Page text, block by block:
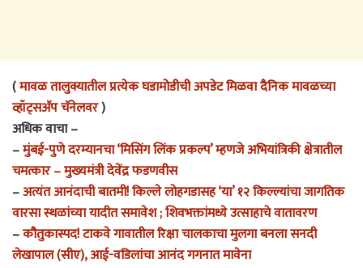
(मावळ तालुक्यातील प्रत्येक घडामोडीची अपडेट मिळवा दैनिक मावळच्या
व्हॉट्सअ‍ॅप चॅनेलवर)
अधिक वाचा –
–मुंबई-पुणे दरम्यानचा ‘मिसिंग लिंक प्रकल्प’ म्हणजे अभियांत्रिकी क्षेत्रातील
चमत्कार – मुख्यमंत्री देवेंद्र फडणवीस
–अत्यंत आनंदाची बातमी! किल्ले लोहगडासह ‘या’ १२ किल्ल्यांचा जागतिक
वारसा स्थळांच्या यादीत समावेश ; शिवभक्तांमध्ये उत्साहाचे वातावरण
–कौतुकास्पद! टाकवे गावातील रिक्षा चालकाचा मुलगा बनला सनदी
लेखापाल (सीए), आई-वडिलांचा आनंद गगनात मावेना